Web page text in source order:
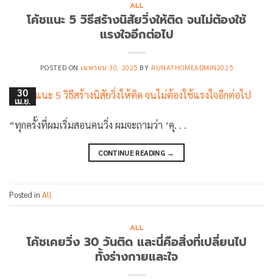
ALL
โค้ชแนะ 5 วิธีสร้างนิสัยวิ่งให้ติด จนไม่ต้องใช้
แรงใจอีกต่อไป
POSTED ON เมษายน 30, 2025 BY RUNATHOMEADMIN2025
30
เม.ย.
“ทุกครั้งที่ผมเริ่มสอนคนวิ่ง ผมจะถามว่า ‘คุ. . .
CONTINUE READING →
Posted in All
ALL
โค้ชเคยวิ่ง 30 วันติด และนี่คือสิ่งที่เปลี่ยนไป
ทั้งร่างกายและใจ